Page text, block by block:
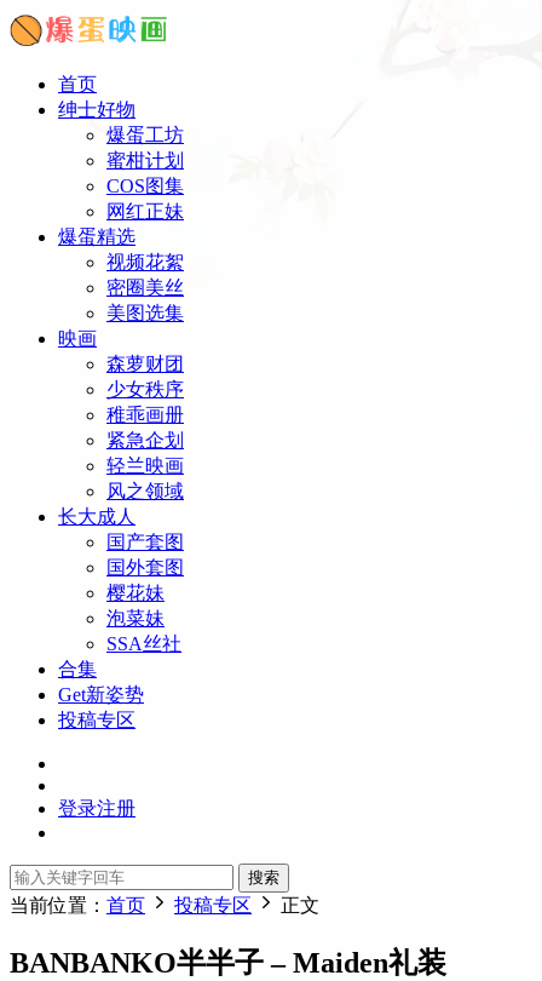
首页
绅士好物
爆蛋工坊
蜜柑计划
COS图集
网红正妹
爆蛋精选
视频花絮
密圈美丝
美图选集
映画
森萝财团
少女秩序
稚乖画册
紧急企划
轻兰映画
风之领域
长大成人
国产套图
国外套图
樱花妹
泡菜妹
SSA丝社
合集
Get新姿势
投稿专区
登录注册
搜索
当前位置： 首页 投稿专区 正文
BANBANKO半半子 – Maiden礼装